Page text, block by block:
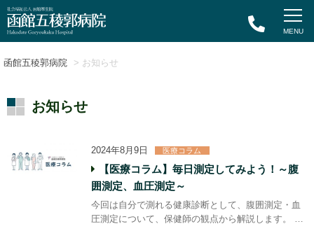
函館五稜郭病院 > お知らせ
お知らせ
2024年8月9日 医療コラム
【医療コラム】毎日測定してみよう！～腹
囲測定、血圧測定～
今回は自分で測れる健康診断として、腹囲測定・血
圧測定について、保健師の観点から解説します。 …